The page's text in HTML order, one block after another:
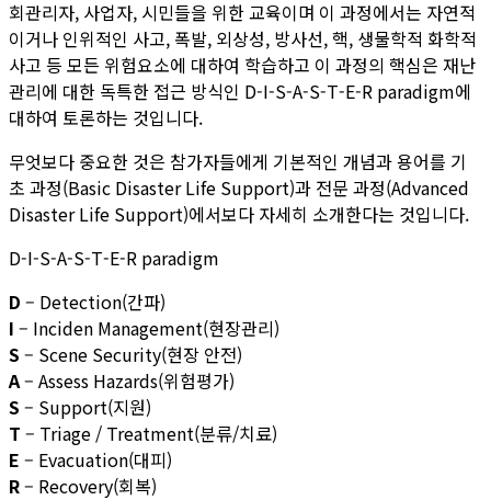
회관리자, 사업자, 시민들을 위한 교육이며 이 과정에서는 자연적
이거나 인위적인 사고, 폭발, 외상성, 방사선, 핵, 생물학적 화학적
사고 등 모든 위험요소에 대하여 학습하고 이 과정의 핵심은 재난
관리에 대한 독특한 접근 방식인 D-I-S-A-S-T-E-R paradigm에
대하여 토론하는 것입니다.
무엇보다 중요한 것은 참가자들에게 기본적인 개념과 용어를 기
초 과정(Basic Disaster Life Support)과 전문 과정(Advanced
Disaster Life Support)에서보다 자세히 소개한다는 것입니다.
D-I-S-A-S-T-E-R paradigm
D – Detection(간파)
I – Inciden Management(현장관리)
S – Scene Security(현장 안전)
A– Assess Hazards(위험평가)
S – Support(지원)
T – Triage / Treatment(분류/치료)
E – Evacuation(대피)
R– Recovery(회복)